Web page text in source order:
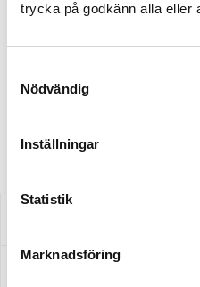
trycka på godkänn alla eller
Nödvändig
Inställningar
Statistik
Marknadsföring
Minsta beställning: 0.5 m